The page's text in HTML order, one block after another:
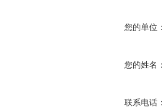
您的单位：
您的姓名：
联系电话：